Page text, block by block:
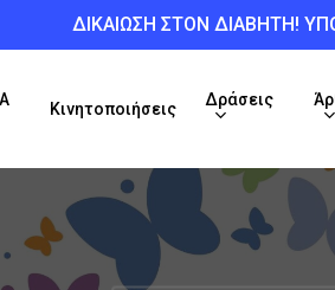
ΔΙΚΑΙΩΣΗ ΣΤΟΝ ΔΙΑΒΗΤΗ!
Κινητοποιήσεις
Δράσεις